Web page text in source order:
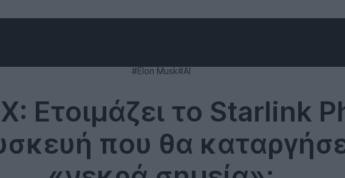
#Elon Musk#AI
Ετοιμάζει το Starlink
που θα